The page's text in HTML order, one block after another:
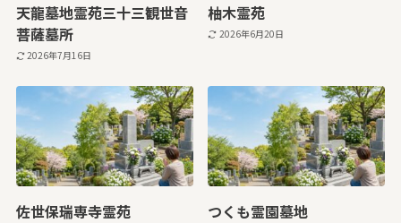
天龍墓地霊苑三十三観世音
菩薩墓所
2026年7月16日
柚木霊苑
2026年6月20日
佐世保瑞専寺霊苑 つくも霊園墓地